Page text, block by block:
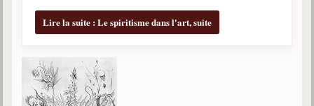
Lire la suite : Le spiritisme dans l'art, suite